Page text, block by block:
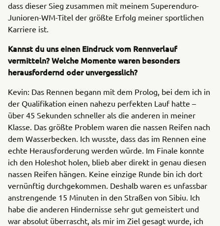
dass dieser Sieg zusammen mit meinem Superenduro-
Junioren-WM-Titel der größte Erfolg meiner sportlichen
Karriere ist.
Kannst du uns einen Eindruck vom Rennverlauf
vermitteln? Welche Momente waren besonders
herausfordernd oder unvergesslich?
Kevin: Das Rennen begann mit dem Prolog, bei dem ich in
der Qualifikation einen nahezu perfekten Lauf hatte –
über 45 Sekunden schneller als die anderen in meiner
Klasse. Das größte Problem waren die nassen Reifen nach
dem Wasserbecken. Ich wusste, dass das im Rennen eine
echte Herausforderung werden würde. Im Finale konnte
ich den Holeshot holen, blieb aber direkt in genau diesen
nassen Reifen hängen. Keine einzige Runde bin ich dort
vernünftig durchgekommen. Deshalb waren es unfassbar
anstrengende 15 Minuten in den Straßen von Sibiu. Ich
habe die anderen Hindernisse sehr gut gemeistert und
war absolut überrascht, als mir im Ziel gesagt wurde, ich